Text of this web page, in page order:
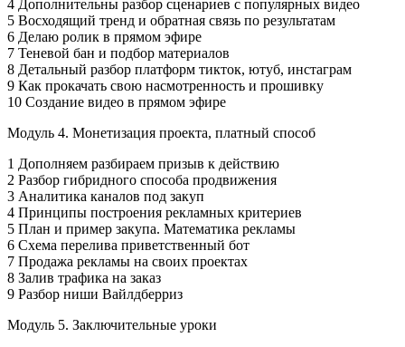
4 Дополнительны разбор сценариев с популярных видео
5 Восходящий тренд и обратная связь по результатам
6 Делаю ролик в прямом эфире
7 Теневой бан и подбор материалов
8 Детальный разбор платформ тикток, ютуб, инстаграм
9 Как прокачать свою насмотренность и прошивку
10 Создание видео в прямом эфире
Модуль 4. Монетизация проекта, платный способ
1 Дополняем разбираем призыв к действию
2 Разбор гибридного способа продвижения
3 Аналитика каналов под закуп
4 Принципы построения рекламных критериев
5 План и пример закупа. Математика рекламы
6 Схема перелива приветственный бот
7 Продажа рекламы на своих проектах
8 Залив трафика на заказ
9 Разбор ниши Вайлдберриз
Модуль 5. Заключительные уроки